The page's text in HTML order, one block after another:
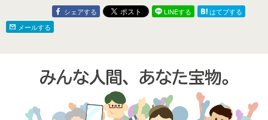
シェアする LINEする
はてブする
メールする